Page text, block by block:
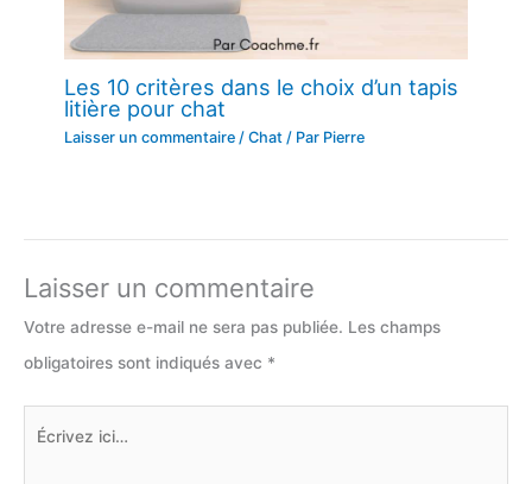
Les 10 critères dans le choix d’un tapis
litière pour chat
Laisser un commentaire /Chat / Par Pierre
Laisser un commentaire
Votre adresse e-mail ne sera pas publiée. Les champs
obligatoires sont indiqués avec *